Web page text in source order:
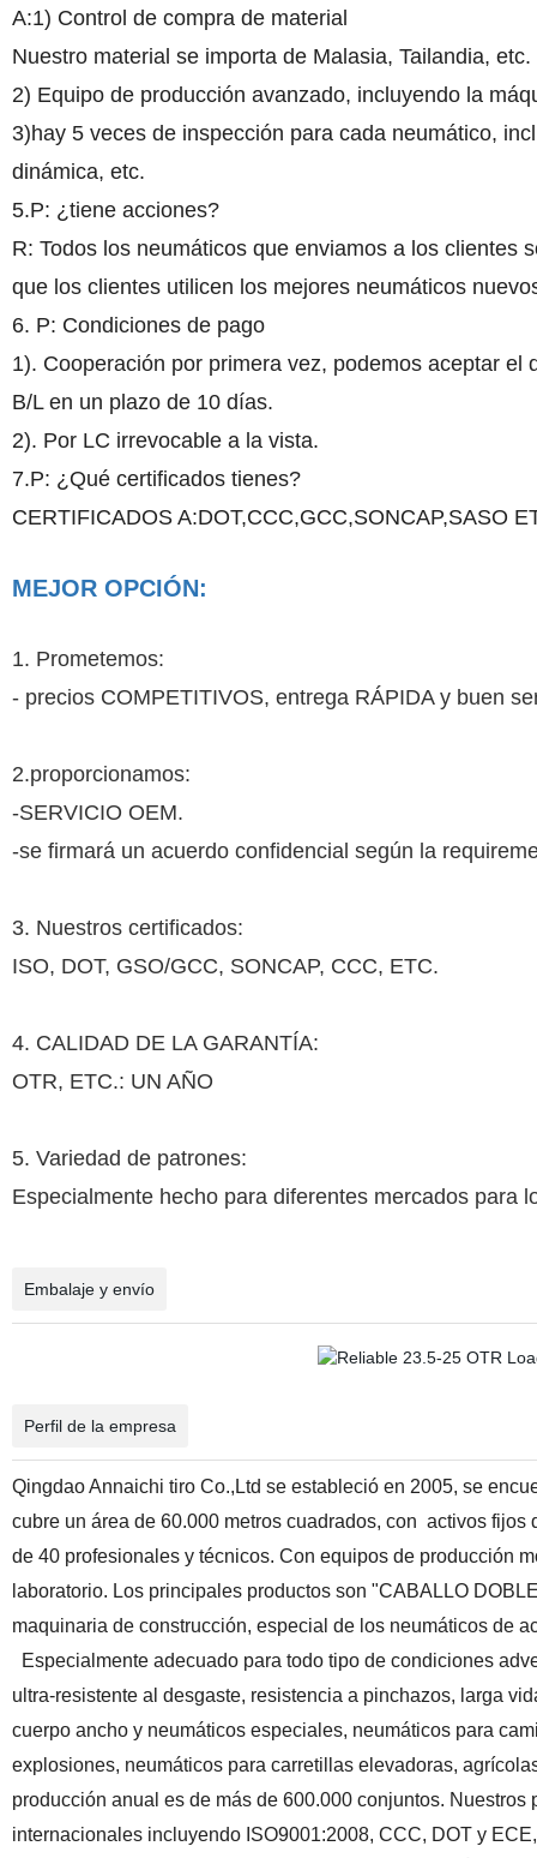
A:1) Control de compra de material
Nuestro material se importa de Malasia, Tailandia,
2) Equipo de producción avanzado, incluyendo la
3)hay 5 veces de inspección para cada neumático,
dinámica, etc.
5.P: ¿tiene acciones?
R: Todos los neumáticos que enviamos a los clientes
que los clientes utilicen los mejores neumáticos
6. P: Condiciones de pago
1). Cooperación por primera vez, podemos aceptar
B/L en un plazo de 10 días.
2). Por LC irrevocable a la vista.
7.P: ¿Qué certificados tienes?
CERTIFICADOS A:DOT,CCC,GCC,SONCAP,SASO
MEJOR OPCIÓN:
1. Prometemos:
- precios COMPETITIVOS, entrega RÁPIDA y buen
2.proporcionamos:
-SERVICIO OEM.
-se firmará un acuerdo confidencial según la
3. Nuestros certificados:
ISO, DOT, GSO/GCC, SONCAP, CCC, ETC.
4. CALIDAD DE LA GARANTÍA:
OTR, ETC.: UN AÑO
5. Variedad de patrones:
Especialmente hecho para diferentes mercados para
Embalaje y envío
Perfil de la empresa
Qingdao Annaichi tiro Co.,Ltd se estableció en 2005, se
cubre un área de 60.000 metros cuadrados, con activos fijos
de 40 profesionales y técnicos. Con equipos de producción
laboratorio. Los principales productos son "CABALLO
maquinaria de construcción, especial de los neumáticos de
Especialmente adecuado para todo tipo de condiciones
ultra-resistente al desgaste, resistencia a pinchazos, larga
cuerpo ancho y neumáticos especiales, neumáticos para
explosiones, neumáticos para carretillas elevadoras,
producción anual es de más de 600.000 conjuntos.
internacionales incluyendo ISO9001:2008, CCC, DOT y ECE,